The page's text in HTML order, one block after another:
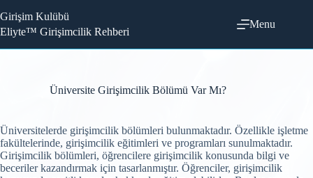
to
content
Girişim Kulübü
Eliyte™ Girişimcilik Rehberi
Menu
Üniversite Girişimcilik Bölümü Var Mı?
Üniversitelerde girişimcilik bölümleri bulunmaktadır. Özellikle işletme
fakültelerinde, girişimcilik eğitimleri ve programları sunulmaktadır.
Girişimcilik bölümleri, öğrencilere girişimcilik konusunda bilgi ve
beceriler kazandırmak için tasarlanmıştır. Öğrenciler, girişimcilik